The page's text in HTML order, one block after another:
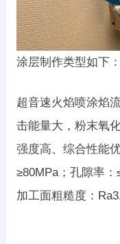
涂层制作类型如下：
超音速火焰喷涂焰
击能量大，粉末氧
强度高、综合性能
≥80MPa；孔隙率
加工面粗糙度：